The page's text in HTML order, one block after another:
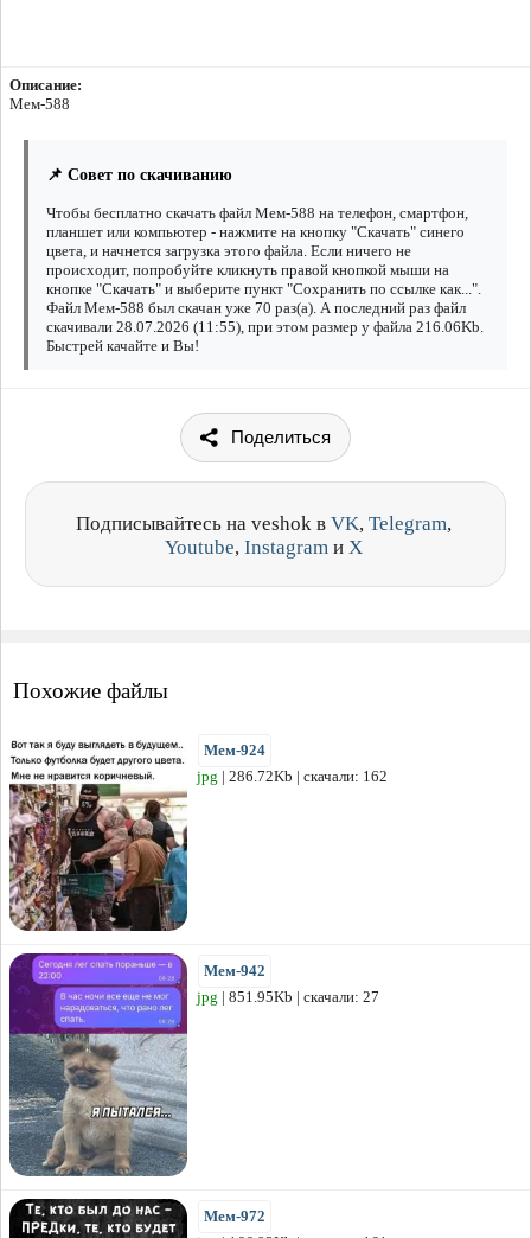
Описание:
Мем-588
📌 Совет по скачиванию
Чтобы бесплатно скачать файл Мем-588 на телефон, смартфон,
планшет или компьютер - нажмите на кнопку "Скачать" синего
цвета, и начнется загрузка этого файла. Если ничего не
происходит, попробуйте кликнуть правой кнопкой мыши на
кнопке "Скачать" и выберите пункт "Сохранить по ссылке как...".
Файл Мем-588 был скачан уже 70 раз(а). А последний раз файл
скачивали 28.07.2026 (11:55), при этом размер у файла 216.06Kb.
Быстрей качайте и Вы!
Поделиться
Подписывайтесь на veshok в VK, Telegram,
Youtube, Instagram и X
Похожие файлы
Мем-924
jpg | 286.72Kb | скачали: 162
Мем-942
jpg | 851.95Kb | скачали: 27
Мем-972